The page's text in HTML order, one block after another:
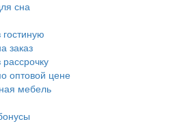
сна
заказ
оптовой цене
мебель